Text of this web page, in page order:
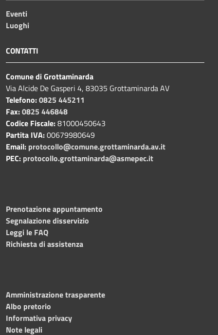
Eventi
Luoghi
CONTATTI
Comune di Grottaminarda
Via Alcide De Gasperi 4, 83035 Grottaminarda AV
Telefono:0825 445211
Fax:0825 446848
Codice Fiscale:81000450643
Partita IVA:00679980649
Email: protocollo@comune.grottaminarda.av.it
PEC: protocollo.grottaminarda@asmepec.it
Prenotazione appuntamento
Segnalazione disservizio
Leggi le FAQ
Richiesta di assistenza
Amministrazione trasparente
Albo pretorio
Informativa privacy
Note legali